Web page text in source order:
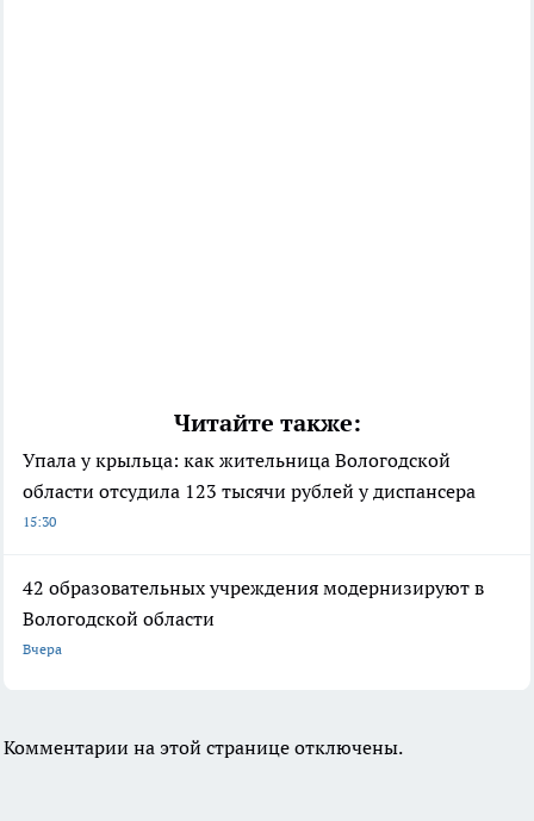
Читайте также:
Упала у крыльца: как жительница Вологодской
области отсудила 123 тысячи рублей у диспансера
15:30
42 образовательных учреждения модернизируют в
Вологодской области
Вчера
Комментарии на этой странице отключены.